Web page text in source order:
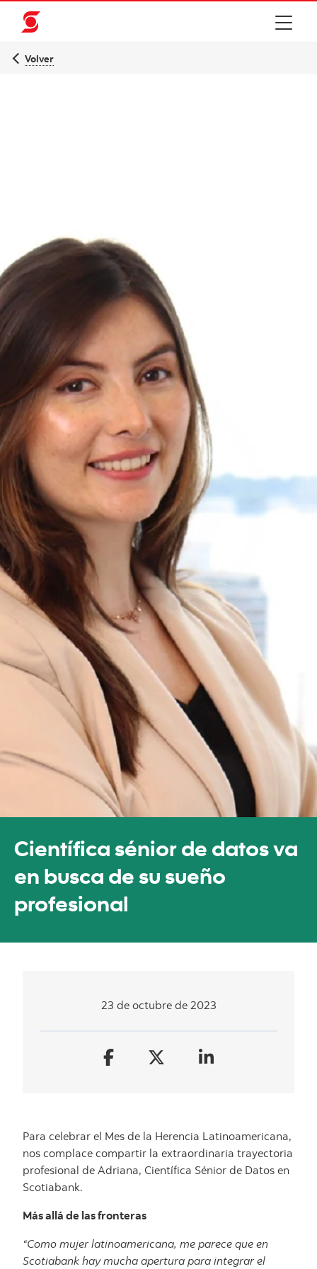
Volver
Científica sénior de datos va
en busca de su sueño
profesional
23 de octubre de 2023
Para celebrar el Mes de la Herencia Latinoamericana,
nos complace compartir la extraordinaria trayectoria
profesional de Adriana, Científica Sénior de Datos en
Scotiabank.
Más allá de las fronteras
“Como mujer latinoamericana, me parece que en
Scotiabank hay mucha apertura para integrar el